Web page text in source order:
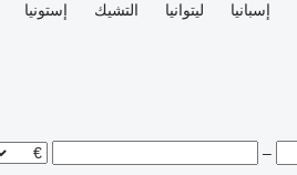
إسبانيا ليتوانيا التشيك إستونيا
–